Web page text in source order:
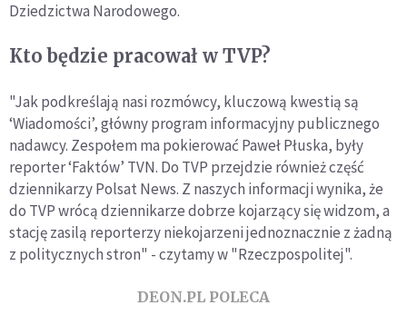
Dziedzictwa Narodowego.
Kto będzie pracował w TVP?
"Jak podkreślają nasi rozmówcy, kluczową kwestią są
‘Wiadomości’, główny program informacyjny publicznego
nadawcy. Zespołem ma pokierować Paweł Płuska, były
reporter ‘Faktów’ TVN. Do TVP przejdzie również część
dziennikarzy Polsat News. Z naszych informacji wynika, że
do TVP wrócą dziennikarze dobrze kojarzący się widzom, a
stację zasilą reporterzy niekojarzeni jednoznacznie z żadną
z politycznych stron" - czytamy w "Rzeczpospolitej".
DEON.PL POLECA